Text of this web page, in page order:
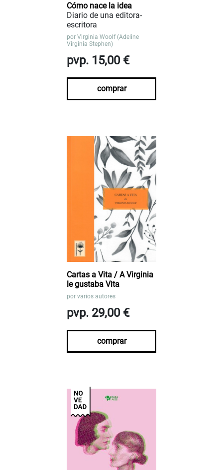
Cómo nace la idea
Diario de una editora-
escritora
por Virginia Woolf (Adeline
Virginia Stephen)
pvp. 15,00 €
comprar
Cartas a Vita / A Virginia
le gustaba Vita
por varios autores
pvp. 29,00 €
comprar